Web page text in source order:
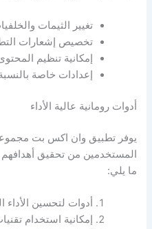
تغيير الثيمات
تخصيص إشعارات
إمكانية تنظيم
إعدادات خاصة
أدوات رومانية عالية الأداء
يوفر تطبيق وان اكس بت
المستخدمين من تحقيق أهدافهم
ما يلي:
أدوات لتحسين الأداء
إمكانية استخدام